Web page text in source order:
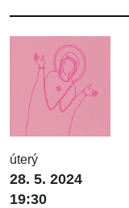
úterý
28. 5. 2024
19:30